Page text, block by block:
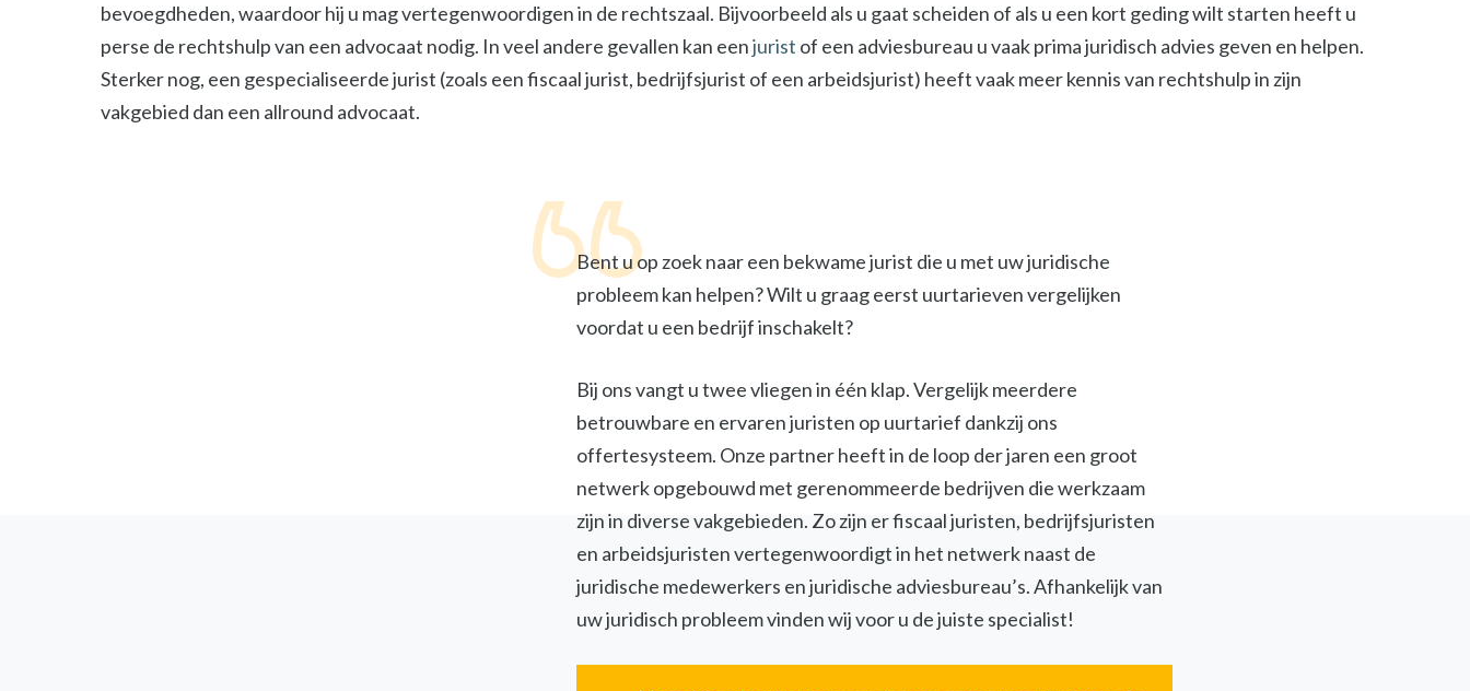
bevoegdheden, waardoor hij u mag vertegenwoordigen in de rechtszaal. Bijvoorbeeld als u gaat scheiden of als u een kort geding wilt starten heeft u
perse de rechtshulp van een advocaat nodig. In veel andere gevallen kan eenjurist of een adviesbureau u vaak prima juridisch advies geven en helpen.
Sterker nog, een gespecialiseerde jurist (zoals een fiscaal jurist, bedrijfsjurist of een arbeidsjurist) heeft vaak meer kennis van rechtshulp in zijn
vakgebied dan een allround advocaat.
Bent u op zoek naar een bekwame jurist die u met uw juridische
probleem kan helpen? Wilt u graag eerst uurtarieven vergelijken
voordat u een bedrijf inschakelt?
Bij ons vangt u twee vliegen in één klap. Vergelijk meerdere
betrouwbare en ervaren juristen op uurtarief dankzij ons
offertesysteem. Onze partner heeft in de loop der jaren een groot
netwerk opgebouwd met gerenommeerde bedrijven die werkzaam
zijn in diverse vakgebieden. Zo zijn er fiscaal juristen, bedrijfsjuristen
en arbeidsjuristen vertegenwoordigt in het netwerk naast de
juridische medewerkers en juridische adviesbureau’s. Afhankelijk van
uw juridisch probleem vinden wij voor u de juiste specialist!